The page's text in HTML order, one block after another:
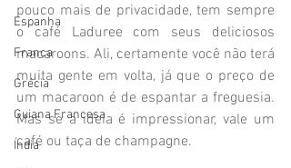
Espanha
França
Grécia
Guiana Francesa
Índia
pouco mais de privacidade, tem sempre
o café Laduree com seus deliciosos
macaroons. Ali, certamente você não terá
muita gente em volta, já que o preço de
um macaroon é de espantar a freguesia.
Mas se a ideia é impressionar, vale um
café ou taça de champagne.